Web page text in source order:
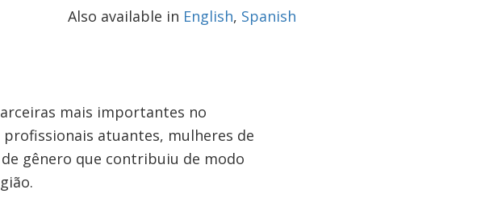
Also available in English, Spanish
mais importantes no
profissionais atuantes, mulheres de
gênero que contribuiu de modo